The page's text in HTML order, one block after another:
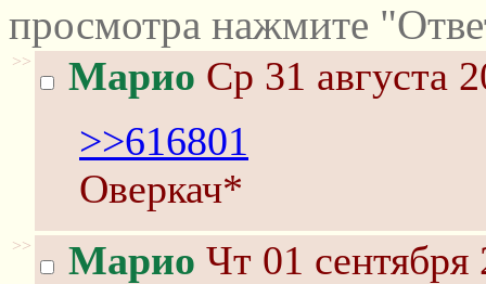
просмотра нажмите
>> Марио Ср 31 августа
>>616801
Оверкач*
>> Марио Чт 01